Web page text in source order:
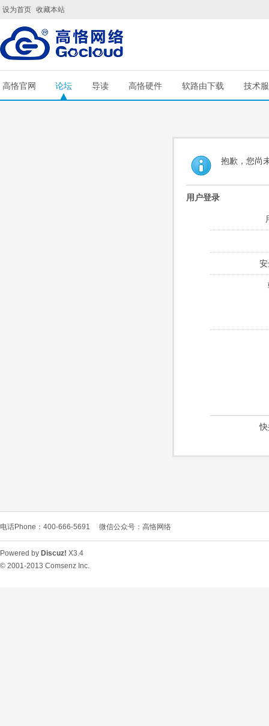
设为首页 收藏本站
高恪官网 论坛 导读 高恪硬件 软路由下载 技术
抱歉，您尚
用户登录
电话Phone：400-666-5691 微信公众号：高恪网络
Powered by Discuz! X3.4
© 2001-2013 Comsenz Inc.